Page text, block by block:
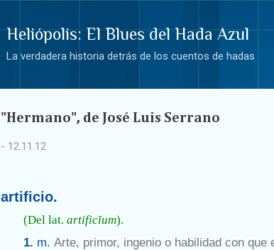
Heliópolis: El Blues del Hada Azul
La verdadera historia detrás de los cuentos de hadas
"Hermano", de José Luis Serrano
- 12.11.12
artificio.
(Del lat. artificĭum).
1. m. Arte, primor, ingenio o habilidad con que